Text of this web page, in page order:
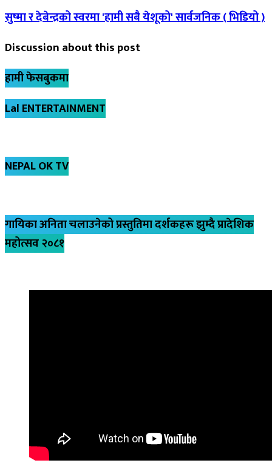
सुष्मा र देबेन्द्रको स्वरमा 'हामी सबै येशूको' सार्वजनिक ( भिडियो )
Discussion about this post
हामी फेसबुकमा
Lal ENTERTAINMENT
NEPAL OK TV
गायिका अनिता चलाउनेको प्रस्तुतिमा दर्शकहरू झुम्दै प्रादेशिक
महोत्सव २०८१